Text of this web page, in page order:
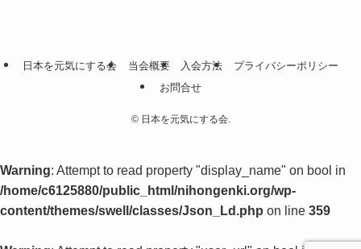
日本を元気にする会 当会概要 入会方法
プライバシーポリシー
お問合せ
©日本を元気にする会.
Warning: Attempt to read property "display_name" on bool in
/home/c6125880/public_html/nihongenki.org/wp-
content/themes/swell/classes/Json_Ld.php on line 359